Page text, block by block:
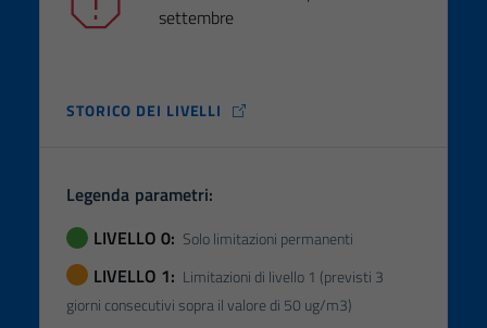
settembre
STORICO DEI LIVELLI
Legenda parametri:
LIVELLO 0: Solo limitazioni permanenti
LIVELLO 1: Limitazioni di livello 1 (previsti 3
giorni consecutivi sopra il valore di 50 ug/m3)